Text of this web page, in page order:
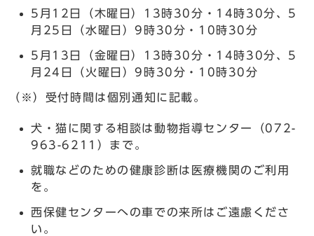
5月12日（木曜日）13時30分・14時30分、5
月25日（水曜日）9時30分・10時30分
5月13日（金曜日）13時30分・14時30分、5
月24日（火曜日）9時30分・10時30分
（※）受付時間は個別通知に記載。
犬・猫に関する相談は動物指導センター（072-
963-6211）まで。
就職などのための健康診断は医療機関のご利用
を。
西保健センターへの車での来所はご遠慮くださ
い。